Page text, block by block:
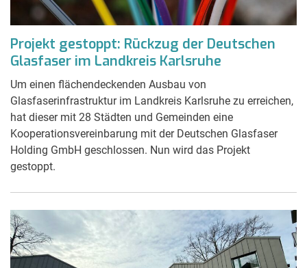
Projekt gestoppt: Rückzug der Deutschen
Glasfaser im Landkreis Karlsruhe
Um einen flächendeckenden Ausbau von
Glasfaserinfrastruktur im Landkreis Karlsruhe zu erreichen,
hat dieser mit 28 Städten und Gemeinden eine
Kooperationsvereinbarung mit der Deutschen Glasfaser
Holding GmbH geschlossen. Nun wird das Projekt
gestoppt.